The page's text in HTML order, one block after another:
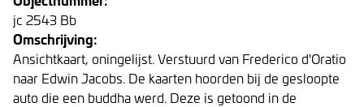
jc 2543 Bb
Omschrijving:
Ansichtkaart, oningelijst. Verstuurd van Frederico d'Oratio
naar Edwin Jacobs. De kaarten hoorden bij de gesloopte
auto die een buddha werd. Deze is getoond in de